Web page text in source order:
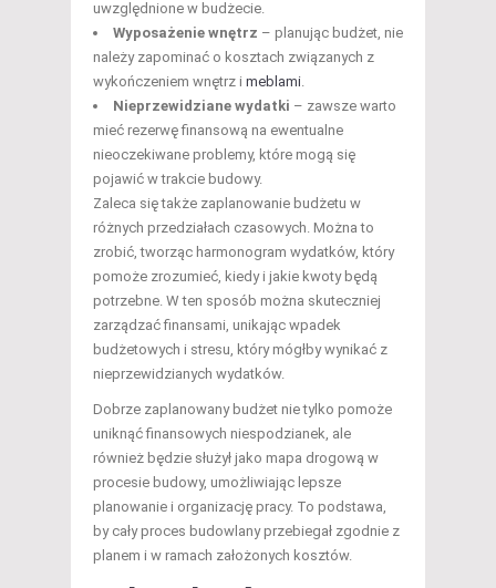
uwzględnione w budżecie.
Wyposażenie wnętrz – planując budżet, nie
należy zapominać o kosztach związanych z
wykończeniem wnętrz i meblami.
Nieprzewidziane wydatki – zawsze warto
mieć rezerwę finansową na ewentualne
nieoczekiwane problemy, które mogą się
pojawić w trakcie budowy.
Zaleca się także zaplanowanie budżetu w
różnych przedziałach czasowych. Można to
zrobić, tworząc harmonogram wydatków, który
pomoże zrozumieć, kiedy i jakie kwoty będą
potrzebne. W ten sposób można skuteczniej
zarządzać finansami, unikając wpadek
budżetowych i stresu, który mógłby wynikać z
nieprzewidzianych wydatków.
Dobrze zaplanowany budżet nie tylko pomoże
uniknąć finansowych niespodzianek, ale
również będzie służył jako mapa drogową w
procesie budowy, umożliwiając lepsze
planowanie i organizację pracy. To podstawa,
by cały proces budowlany przebiegał zgodnie z
planem i w ramach założonych kosztów.